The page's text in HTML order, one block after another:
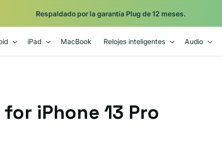
Respaldado por la garantía Plug de 12 meses.
iPad MacBook Relojes inteligentes Audio
iPhone 13 Pro